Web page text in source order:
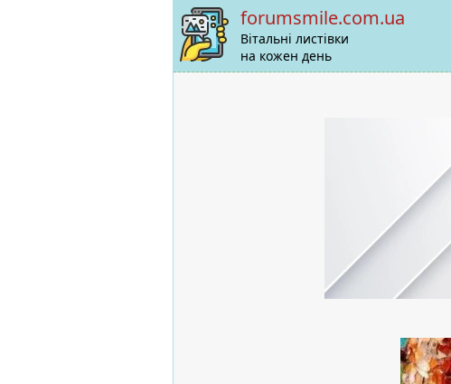
forumsmile.com.ua
Вітальні листівки
на кожен день